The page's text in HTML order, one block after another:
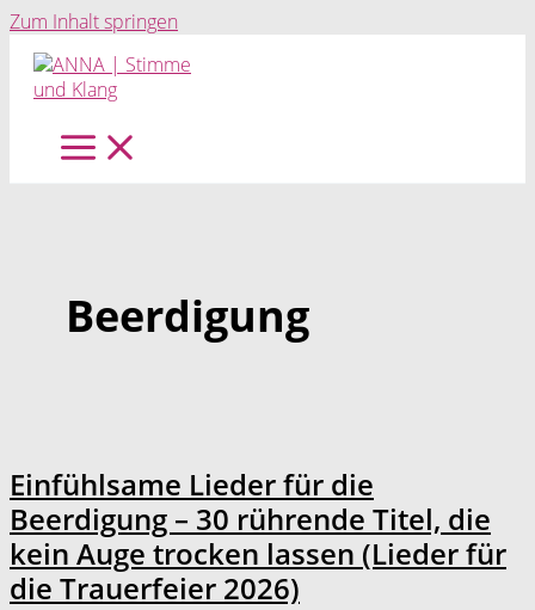
Zum Inhalt springen
Beerdigung
Einfühlsame Lieder für die
Beerdigung – 30 rührende Titel, die
kein Auge trocken lassen (Lieder für
die Trauerfeier 2026)